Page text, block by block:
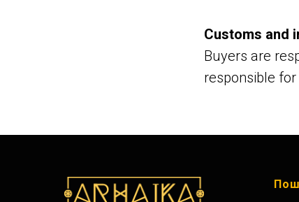
Customs and
Buyers are
responsible